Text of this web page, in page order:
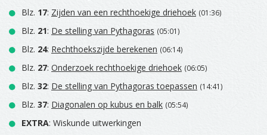
Blz. 17: Zijden van een rechthoekige driehoek (01:36)
Blz. 21: De stelling van Pythagoras (05:01)
Blz. 24: Rechthoekszijde berekenen (06:14)
Blz. 27: Onderzoek rechthoekige driehoek (06:05)
Blz. 32: De stelling van Pythagoras toepassen (14:41)
Blz. 37: Diagonalen op kubus en balk (05:54)
EXTRA: Wiskunde uitwerkingen